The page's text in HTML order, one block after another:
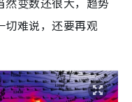
切难说，还要再观